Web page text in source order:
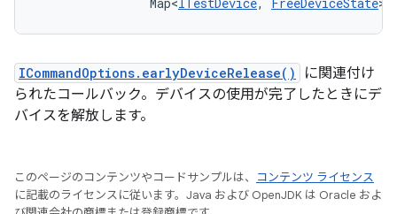
ICommandOptions.earlyDeviceRelease()
に関連付け
られたコールバック。デバイスの使用が完了したときにデ
バイスを解放します。
このページのコンテンツやコードサンプルは、
コンテンツ ライセンス
に記載のライセンスに従います。Java および OpenJDK は Oracle およ